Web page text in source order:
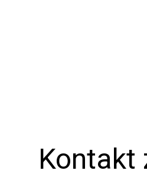
Kontakt